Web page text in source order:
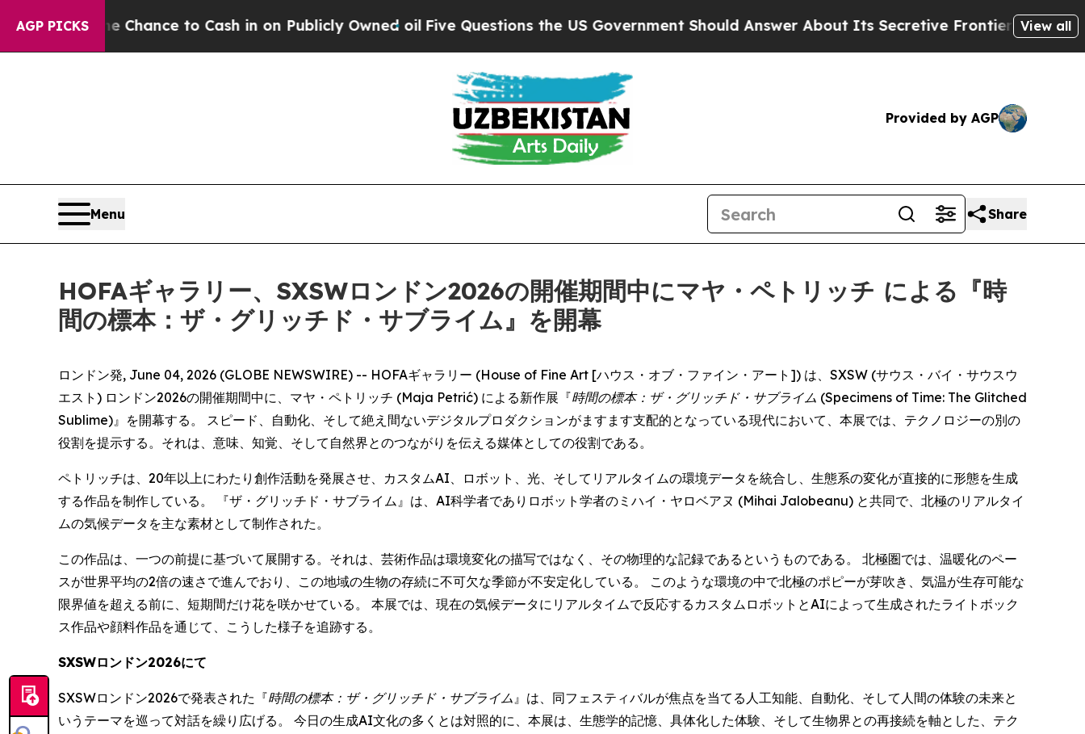
AGP PICKS
— the Chance to Cash in on Publicly Owned oilFive Questions the US Government Should Answer About Its Secretive Frontier AI Framework
View all
Provided by AGP
Menu Share
HOFAギャラリー、SXSWロンドン2026の開催期間中にマヤ・ペトリッチ による『時
間の標本：ザ・グリッチド・サブライム』を開幕
ロンドン発, June 04, 2026 (GLOBE NEWSWIRE) -- HOFAギャラリー (House of Fine Art [ハウス・オブ・ファイン・アート]) は、SXSW (サウス・バイ・サウスウ
エスト) ロンドン2026の開催期間中に、マヤ・ペトリッチ (Maja Petrić) による新作展『時間の標本：ザ・グリッチド・サブライム (Specimens of Time: The Glitched
Sublime)』を開幕する。 スピード、自動化、そして絶え間ないデジタルプロダクションがますます支配的となっている現代において、本展では、テクノロジーの別の
役割を提示する。それは、意味、知覚、そして自然界とのつながりを伝える媒体としての役割である。
ペトリッチは、20年以上にわたり創作活動を発展させ、カスタムAI、ロボット、光、そしてリアルタイムの環境データを統合し、生態系の変化が直接的に形態を生成
する作品を制作している。 『ザ・グリッチド・サブライム』は、AI科学者でありロボット学者のミハイ・ヤロベアヌ (Mihai Jalobeanu) と共同で、北極のリアルタイ
ムの気候データを主な素材として制作された。
この作品は、一つの前提に基づいて展開する。それは、芸術作品は環境変化の描写ではなく、その物理的な記録であるというものである。 北極圏では、温暖化のペー
スが世界平均の2倍の速さで進んでおり、この地域の生物の存続に不可欠な季節が不安定化している。 このような環境の中で北極のポピーが芽吹き、気温が生存可能な
限界値を超える前に、短期間だけ花を咲かせている。 本展では、現在の気候データにリアルタイムで反応するカスタムロボットとAIによって生成されたライトボック
ス作品や顔料作品を通じて、こうした様子を追跡する。
SXSWロンドン2026にて
SXSWロンドン2026で発表された『時間の標本：ザ・グリッチド・サブライム』は、同フェスティバルが焦点を当てる人工知能、自動化、そして人間の体験の未来と
いうテーマを巡って対話を繰り広げる。 今日の生成AI文化の多くとは対照的に、本展は、生態学的記憶、具体化した体験、そして生物界との再接続を軸とした、テク